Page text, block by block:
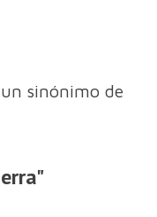
sinónimo de